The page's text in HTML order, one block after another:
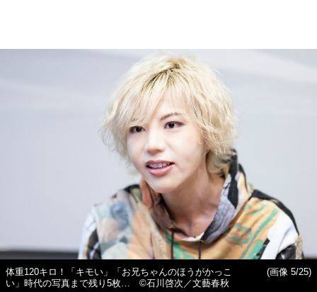
体重120キロ！「キモい」「お兄ちゃんのほうがかっこ
い」時代の写真まで残り5枚… ©石川啓次／文藝春秋
(画像 5/25)